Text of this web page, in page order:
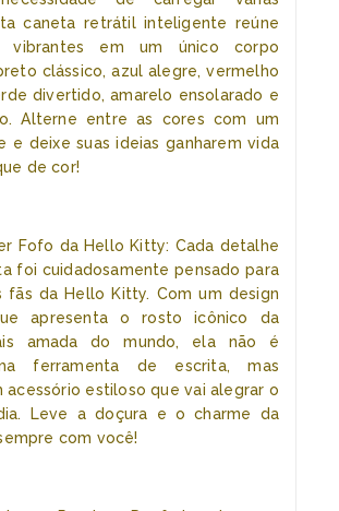
caneta retrátil inteligente reúne
vibrantes em um único corpo
clássico, azul alegre, vermelho
divertido, amarelo ensolarado e
Alterne entre as cores com um
e deixe suas ideias ganharem vida
de cor!
Fofo da Hello Kitty: Cada detalhe
foi cuidadosamente pensado para
fãs da Hello Kitty. Com um design
apresenta o rosto icônico da
amada do mundo, ela não é
ferramenta de escrita, mas
acessório estiloso que vai alegrar o
Leve a doçura e o charme da
com você!